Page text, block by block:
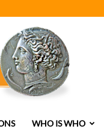
WHO IS WHO